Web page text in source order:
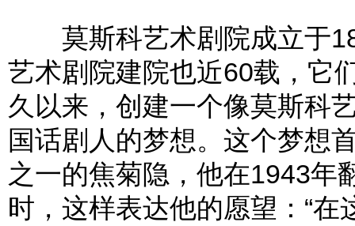
莫斯科艺术剧院成立于
艺术剧院建院也近60载，它
久以来，创建一个像莫斯科
国话剧人的梦想。这个梦想
之一的焦菊隐，他在1943年
时，这样表达他的愿望：“